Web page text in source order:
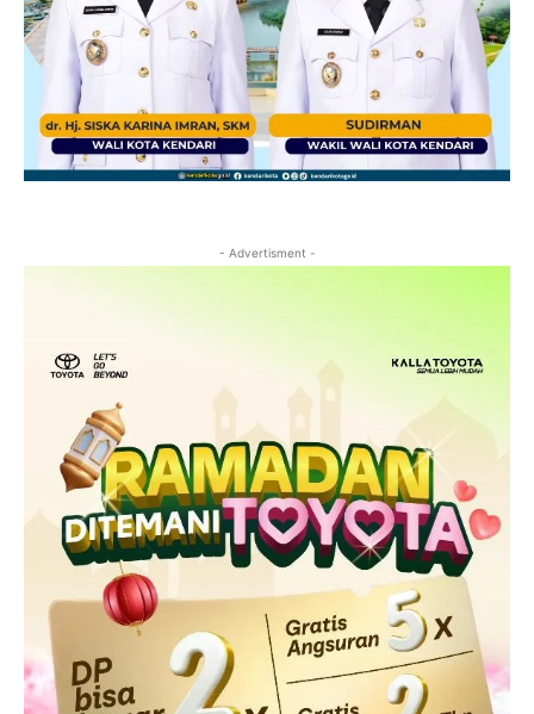
- Advertisment -